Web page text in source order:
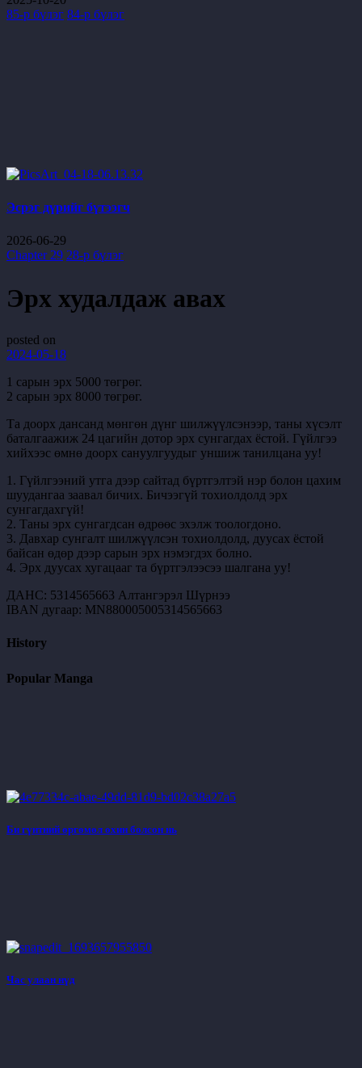
85-р бүлэг 84-р бүлэг
Эсрэг дүрийг бүтээгч
2026-06-29
Chapter 29 28-р бүлэг
Эрх худалдаж авах
posted on
2024-05-18
1 сарын эрх 5000 төгрөг.
2 сарын эрх 8000 төгрөг.
Та доорх дансанд мөнгөн дүнг шилжүүлсэнээр, таны хүсэлт
баталгаажиж 24 цагийн дотор эрх сунгагдах ёстой. Гүйлгээ
хийхээс өмнө доорх сануулгуудыг уншиж танилцана уу!
1. Гүйлгээний утга дээр сайтад бүртгэлтэй нэр болон цахим
шуудангаа заавал бичих. Бичээгүй тохиолдолд эрх
сунгагдахгүй!
2. Таны эрх сунгагдсан өдрөөс эхэлж тоологдоно.
3. Давхар сунгалт шилжүүлсэн тохиолдолд, дуусах ёстой
байсан өдөр дээр сарын эрх нэмэгдэх болно.
4. Эрх дуусах хугацааг та бүртгэлээсээ шалгана уу!
ДАНС: 5314565663 Алтангэрэл Шүрнээ
IBAN дугаар: MN880005005314565663
History
Popular Manga
Би гүнтний өргөмөл охин болсон нь
Час улаан нүд